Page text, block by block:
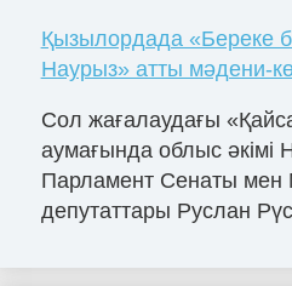
Қызылордада «Береке
Наурыз» атты мәдени-
Сол жағалаудағы
аумағында облыс әкімі
Парламент Сенаты мен
депутаттары Руслан